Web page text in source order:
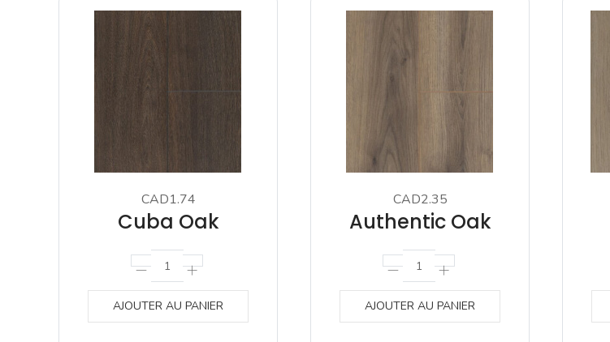
CAD1.74
Cuba Oak
AJOUTER AU PANIER
CAD2.35
Authentic Oak
AJOUTER AU PANIER